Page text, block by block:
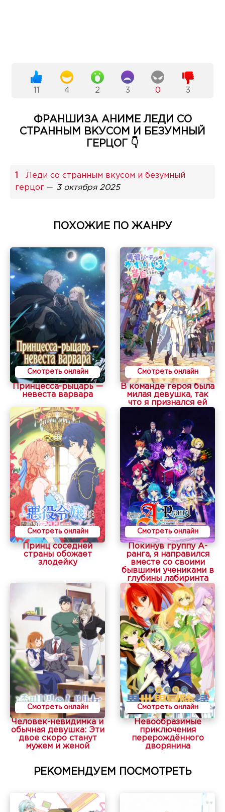
4 2 3 0 3
ФРАНШИЗА АНИМЕ ЛЕДИ СО
СТРАННЫМ ВКУСОМ И БЕЗУМНЫЙ
ГЕРЦОГ 👇
Леди со странным вкусом и безумный
герцог — 3 октября 2025
ПОХОЖИЕ ПО ЖАНРУ
Смотреть онлайн
Принцесса-рыцарь —
невеста варвара
Смотреть онлайн
В команде героя была
милая девушка, так
что я признался ей
Смотреть онлайн
Принц соседней
страны обожает
злодейку
Смотреть онлайн
Покинув группу А-
ранга, я направился
вместе со своими
бывшими учениками в
глубины лабиринта
Смотреть онлайн
Человек-невидимка и
обычная девушка: Эти
двое скоро станут
мужем и женой
Смотреть онлайн
Невообразимые
приключения
перерождённого
дворянина
РЕКОМЕНДУЕМ ПОСМОТРЕТЬ